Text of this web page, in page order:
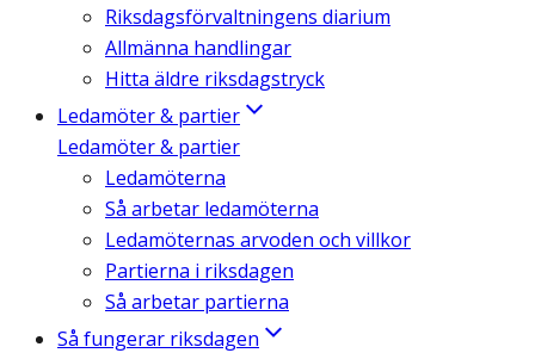
Riksdagsförvaltningens diarium
Allmänna handlingar
Hitta äldre riksdagstryck
Ledamöter & partier
Ledamöter & partier
Ledamöterna
Så arbetar ledamöterna
Ledamöternas arvoden och villkor
Partierna i riksdagen
Så arbetar partierna
Så fungerar riksdagen